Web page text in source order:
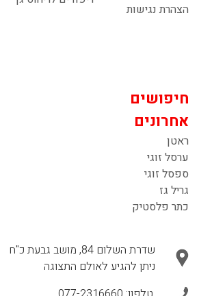
הצהרת נגישות
חיפושים
אחרונים
ראטן
ערסל זוגי
ספסל זוגי
גריל גז
כתר פלסטיק
שדרת השלום 84, מושב גבעת כ"ח
ניתן להגיע לאולם התצוגה